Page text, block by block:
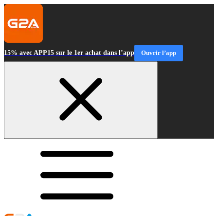
15% avec APP15 sur le 1er achat dans l’app Ouvrir l’app